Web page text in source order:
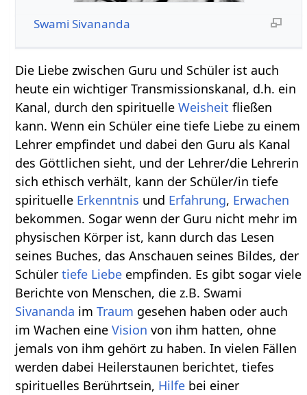
Swami Sivananda
Die Liebe zwischen Guru und Schüler ist auch
heute ein wichtiger Transmissionskanal, d.h. ein
Kanal, durch den spirituelleWeisheit fließen
kann. Wenn ein Schüler eine tiefe Liebe zu einem
Lehrer empfindet und dabei den Guru als Kanal
des Göttlichen sieht, und der Lehrer/die Lehrerin
sich ethisch verhält, kann der Schüler/in tiefe
spirituelle Erkenntnis und Erfahrung, Erwachen
bekommen. Sogar wenn der Guru nicht mehr im
physischen Körper ist, kann durch das Lesen
seines Buches, das Anschauen seines Bildes, der
Schülertiefe Liebe empfinden. Es gibt sogar viele
Berichte von Menschen, die z.B. Swami
Sivananda imTraum gesehen haben oder auch
im Wachen eineVision von ihm hatten, ohne
jemals von ihm gehört zu haben. In vielen Fällen
werden dabei Heilerstaunen berichtet, tiefes
spirituelles Berührtsein, Hilfe bei einer